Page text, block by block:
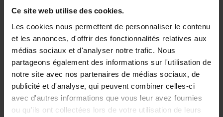
Ce site web utilise des cookies.
Les cookies nous permettent de personnaliser le contenu
et les annonces, d'offrir des fonctionnalités relatives aux
médias sociaux et d'analyser notre trafic. Nous
partageons également des informations sur l'utilisation de
notre site avec nos partenaires de médias sociaux, de
publicité et d'analyse, qui peuvent combiner celles-ci
avec d'autres informations que vous leur avez fournies
ou qu'ils ont collectées lors de votre utilisation de leurs
Restez informé!
Recevez nos conseils, actualités et promotions par email
!